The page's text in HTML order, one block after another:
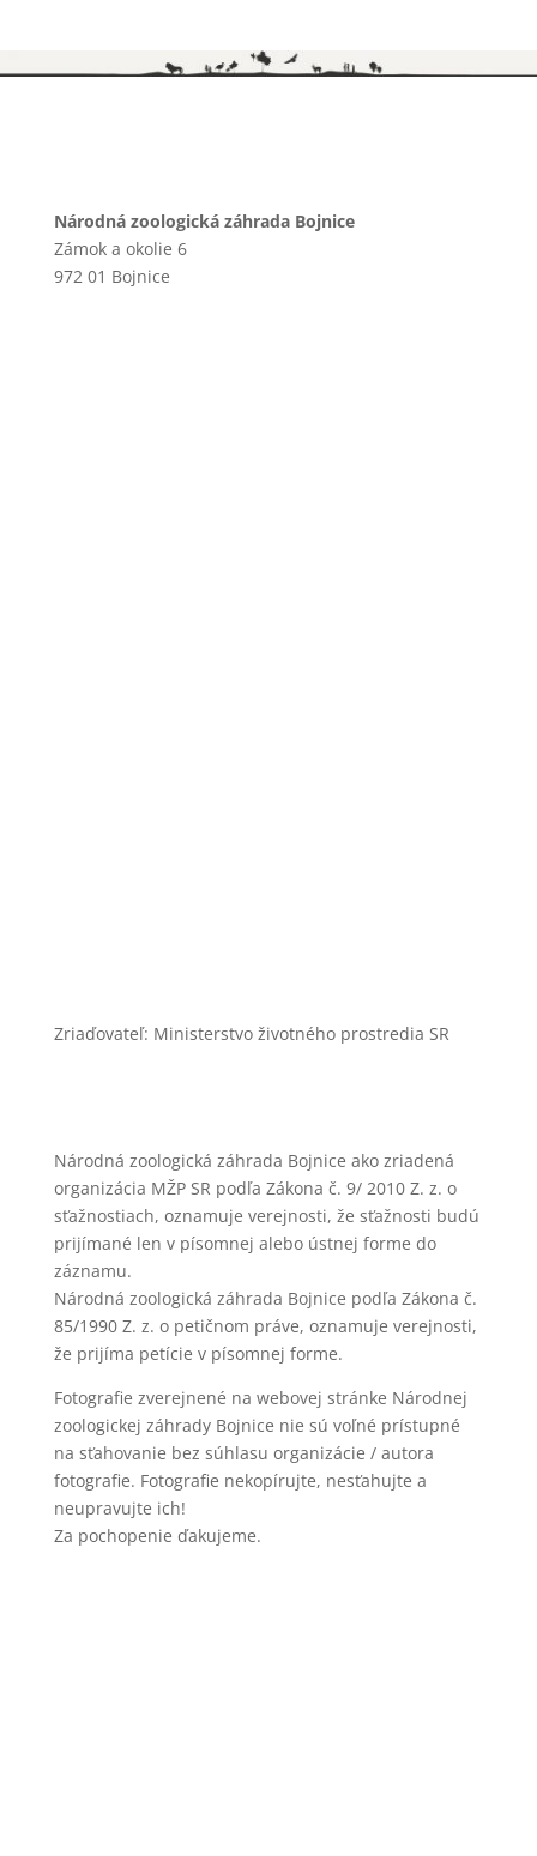
Národná zoologická záhrada Bojnice
Zámok a okolie 6
972 01 Bojnice
Zriaďovateľ: Ministerstvo životného prostredia SR
Národná zoologická záhrada Bojnice ako zriadená
organizácia MŽP SR podľa Zákona č. 9/ 2010 Z. z. o
sťažnostiach, oznamuje verejnosti, že sťažnosti budú
prijímané len v písomnej alebo ústnej forme do
záznamu.
Národná zoologická záhrada Bojnice podľa Zákona č.
85/1990 Z. z. o petičnom práve, oznamuje verejnosti,
že prijíma petície v písomnej forme.
Fotografie zverejnené na webovej stránke Národnej
zoologickej záhrady Bojnice nie sú voľné prístupné
na sťahovanie bez súhlasu organizácie / autora
fotografie. Fotografie nekopírujte, nesťahujte a
neupravujte ich!
Za pochopenie ďakujeme.